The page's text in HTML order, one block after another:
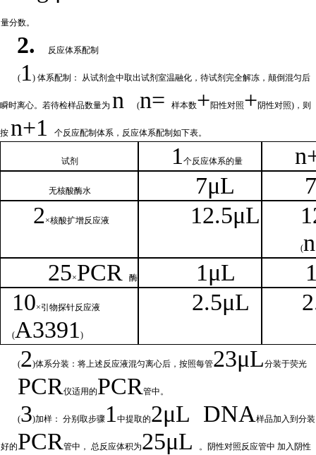
量分数。
2. 反应体系配制
(1 ) 体系配制： 从试剂盒中取出试剂室温融化，待试剂完全解冻，颠倒混匀后
瞬时离心。若待检样品数量为 n(n=样本数+阳性对照+阴性对照)，则
按n+1个反应配制体系，反应体系配制如下表。
试剂 1 个反应体系的量
无核酸酶水 7μL
2×核酸扩增反应液 12.5μL
(
25×PCR 酶 1μL
10×引物探针反应液
(A3391)
2.5μL 2
(2)体系分装：将上述反应液混匀离心后，按照每管23μL分装于荧光
PCR仪适用的PCR管中。
(3)加样： 分别取步骤1 中提取的2μL DNA样品加入到分装
好的PCR管中， 总反应体积为25μL 。阴性对照反应管中 加入阴性